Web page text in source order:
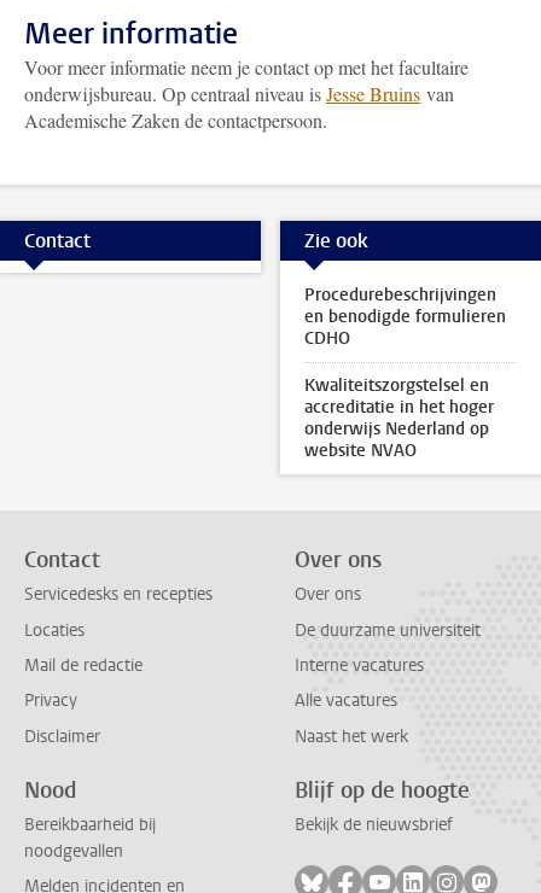
Meer informatie
Voor meer informatie neem je contact op met het facultaire
onderwijsbureau. Op centraal niveau isJesse Bruins van
Academische Zaken de contactpersoon.
Contact Zie ook
Procedurebeschrijvingen
en benodigde formulieren
CDHO
Kwaliteitszorgstelsel en
accreditatie in het hoger
onderwijs Nederland op
website NVAO
Contact
Servicedesks en recepties
Locaties
Mail de redactie
Privacy
Disclaimer
Over ons
Over ons
De duurzame universiteit
Interne vacatures
Alle vacatures
Naast het werk
Nood
Bereikbaarheid bij
noodgevallen
Melden incidenten en
Blijf op de hoogte
Bekijk de nieuwsbrief
Volg ons op bluesky
Volg ons op facebook
Volg ons op
Volg ons op
Volg ons
Volg